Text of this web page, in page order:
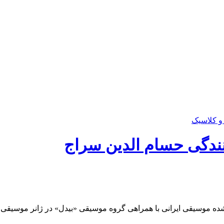
و کلاسیک
حسام الدین سراج
موسیقی ایرانی با همراهی گروه موسیقی «بیدل» در ژانر